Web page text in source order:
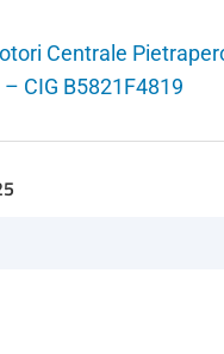
Centrale
CIG B5821F4819